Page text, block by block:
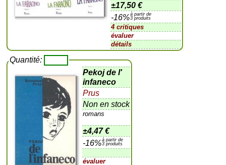
±17,50 €
-16%à partir de
3 produits
4 critiques
évaluer
détails
Quantité:
Pekoj de l'
infaneco
Prus
Non en stock
romans
±4,47 €
-16%à partir de
3 produits
évaluer